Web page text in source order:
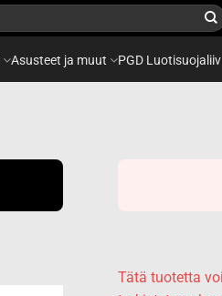
Asusteet ja muut PGD
Tätä tuotetta